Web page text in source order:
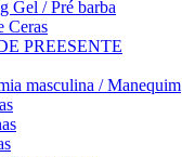
Gel / Pré barba
Ceras
PREESENTE
masculina / Manequim